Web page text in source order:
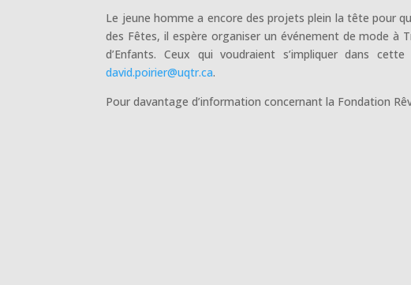
Le jeune homme a encore des projets plein la tête pour
des Fêtes, il espère organiser un événement de mode à
d’Enfants. Ceux qui voudraient s’impliquer dans
david.poirier@uqtr.ca.
Pour davantage d’information concernant la Fondation